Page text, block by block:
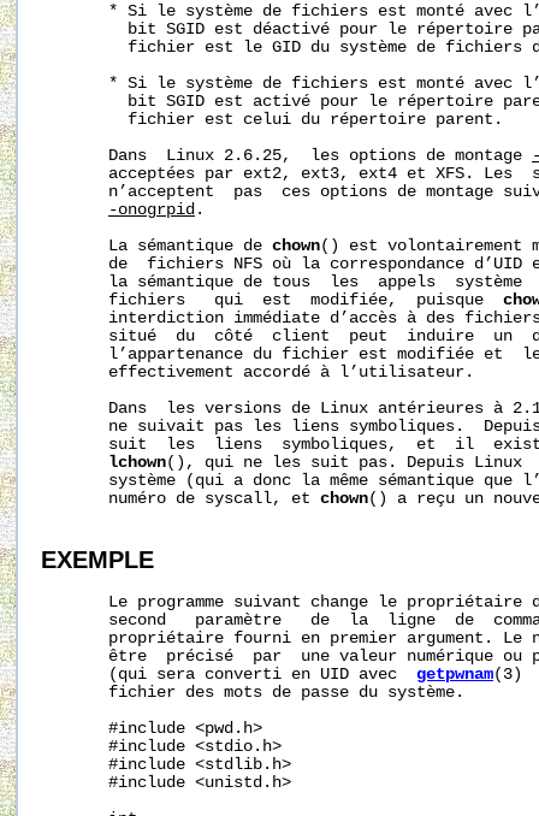
* Si le système de fichiers est monté avec
bit SGID est déactivé pour le répertoire
fichier est le GID du système de fichiers
* Si le système de fichiers est monté avec
bit SGID est activé pour le répertoire
         fichier est celui du répertoire parent.
       Dans  Linux 2.6.25,  les options de montage
acceptées par ext2, ext3, ext4 et XFS. Les
n’acceptent  pas  ces options de montage
-onogrpid .
       La sémantique de
chown() est volontairement
de  fichiers NFS où la correspondance d’UID
la sémantique de tous  les  appels  système
       fichiers   qui  est  modifiée,  puisque
interdiction immédiate d’accès à des
situé  du  côté  client  peut  induire  un
l’appartenance du fichier est modifiée et
       effectivement accordé à l’utilisateur.
Dans  les versions de Linux antérieures à
ne suivait pas les liens symboliques.
suit  les  liens  symboliques,  et  il
lchown(), qui ne les suit pas. Depuis Linux
système (qui a donc la même sémantique que
       numéro de syscall, et
chown() a reçu un
EXEMPLE
Le programme suivant change le propriétaire
second   paramètre   de  la  ligne  de
propriétaire fourni en premier argument. Le
être  précisé  par  une valeur numérique ou
       (qui sera converti en UID avec
getpwnam(3)
       fichier des mots de passe du système.
       #include <pwd.h>
       #include <stdio.h>
       #include <stdlib.h>
       #include <unistd.h>